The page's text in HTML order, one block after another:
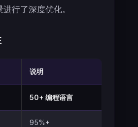
行了深度优化。
说明
50+ 编程语言
95%+